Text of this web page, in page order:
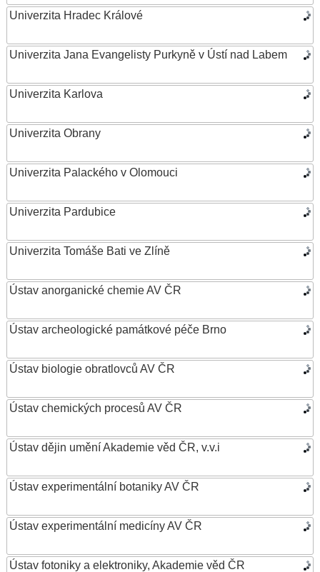
Univerzita Hradec Králové
Univerzita Jana Evangelisty Purkyně v Ústí nad Labem
Univerzita Karlova
Univerzita Obrany
Univerzita Palackého v Olomouci
Univerzita Pardubice
Univerzita Tomáše Bati ve Zlíně
Ústav anorganické chemie AV ČR
Ústav archeologické památkové péče Brno
Ústav biologie obratlovců AV ČR
Ústav chemických procesů AV ČR
Ústav dějin umění Akademie věd ČR, v.v.i
Ústav experimentální botaniky AV ČR
Ústav experimentální medicíny AV ČR
Ústav fotoniky a elektroniky, Akademie věd ČR